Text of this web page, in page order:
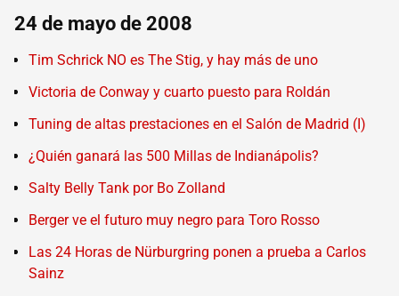
24 de mayo de 2008
Tim Schrick NO es The Stig, y hay más de uno
Victoria de Conway y cuarto puesto para Roldán
Tuning de altas prestaciones en el Salón de Madrid (I)
¿Quién ganará las 500 Millas de Indianápolis?
Salty Belly Tank por Bo Zolland
Berger ve el futuro muy negro para Toro Rosso
Las 24 Horas de Nürburgring ponen a prueba a Carlos
Sainz